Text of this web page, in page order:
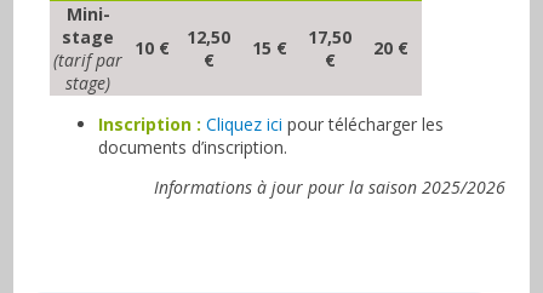
Mini-
stage
(tarif par
stage)
10 €
12,50
€
15 €
17,50
€
20 €
Inscription : Cliquez ici pour télécharger les
documents d’inscription.
Informations à jour pour la saison 2025/2026